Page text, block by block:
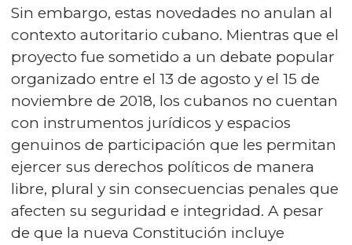
Sin embargo, estas novedades no anulan al
contexto autoritario cubano. Mientras que el
proyecto fue sometido a un debate popular
organizado entre el 13 de agosto y el 15 de
noviembre de 2018, los cubanos no cuentan
con instrumentos jurídicos y espacios
genuinos de participación que les permitan
ejercer sus derechos políticos de manera
libre, plural y sin consecuencias penales que
afecten su seguridad e integridad. A pesar
de que la nueva Constitución incluye